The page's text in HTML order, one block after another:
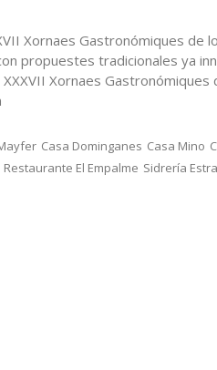
Xornaes Gastronómiques de
propuestes tradicionales ya
XXXVII Xornaes
Casa Dominganes Casa Mino
Restaurante El Empalme Sidrería